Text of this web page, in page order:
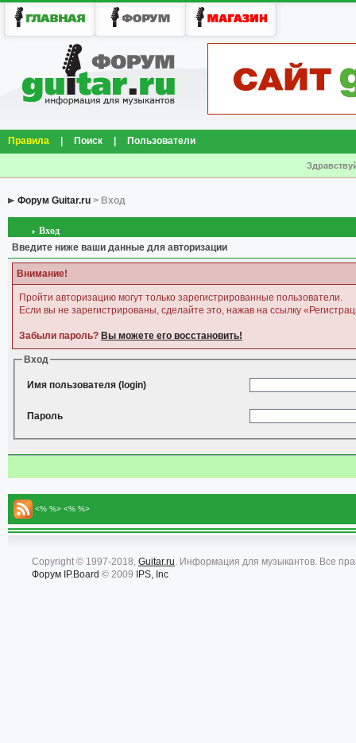
Правила Поиск Пользователи
Форум Guitar.ru > Вход
Вход
Введите ниже ваши данные для авторизации
Внимание!
Пройти авторизацию могут только зарегистрированные пользователи.
Если вы не зарегистрированы, сделайте это, нажав на ссылку
Забыли пароль? Вы можете его восстановить!
Вход
Имя пользователя (login)
Пароль
<% %> <% %>
Copyright © 1997-2018, Guitar.ru. Информация для музыкантов. Все
Форум IP.Board © 2009 IPS, Inc